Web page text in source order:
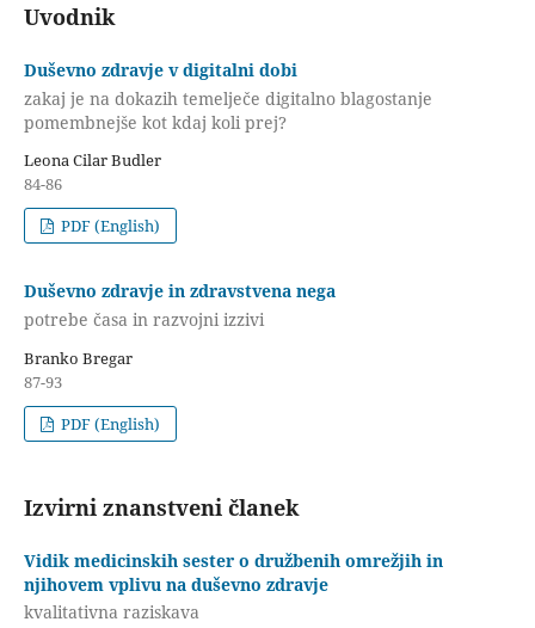
Uvodnik
Duševno zdravje v digitalni dobi
zakaj je na dokazih temelječe digitalno blagostanje
pomembnejše kot kdaj koli prej?
Leona Cilar Budler
84-86
PDF (English)
Duševno zdravje in zdravstvena nega
potrebe časa in razvojni izzivi
Branko Bregar
87-93
PDF (English)
Izvirni znanstveni članek
Vidik medicinskih sester o družbenih omrežjih in
njihovem vplivu na duševno zdravje
kvalitativna raziskava